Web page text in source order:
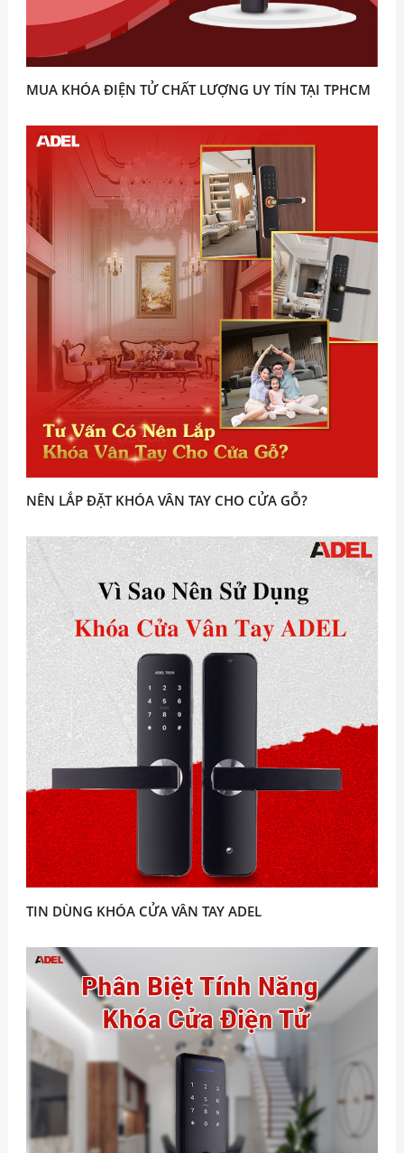
MUA KHÓA ĐIỆN TỬ CHẤT LƯỢNG UY TÍN TẠI TPHCM
NÊN LẮP ĐẶT KHÓA VÂN TAY CHO CỬA GỖ?
TIN DÙNG KHÓA CỬA VÂN TAY ADEL